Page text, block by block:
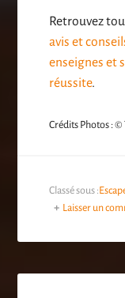
Retrouvez
avis et
enseignes et
réussite.
Crédits Photos : ©
Classé sous :
Laisser un